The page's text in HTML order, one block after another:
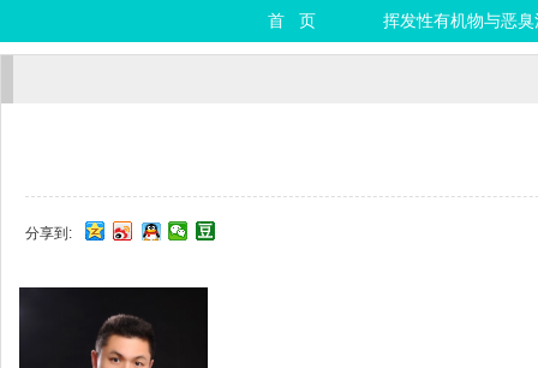
首 页 挥发性有机物与恶
分享到: